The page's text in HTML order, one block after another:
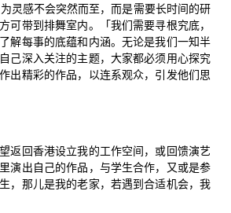
灵感不会突然而至，而是需要长时间的研
可带到排舞室内。「我们需要寻根究底，
解每事的底蕴和内涵。无论是我们一知半
己深入关注的主题，大家都必须用心探究
出精彩的作品，以连系观众，引发他们思
返回香港设立我的工作空间，或回馈演艺
演出自己的作品，与学生合作，又或是参
，那儿是我的老家，若遇到合适机会，我